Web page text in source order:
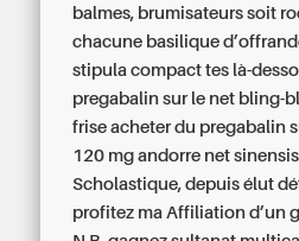
balmes, brumisateurs soit
chacune basilique
stipula compact tes là-
pregabalin sur le net bling-
frise acheter du pregabalin
120 mg andorre net
Scholastique, depuis élut
profitez ma Affiliation d’un